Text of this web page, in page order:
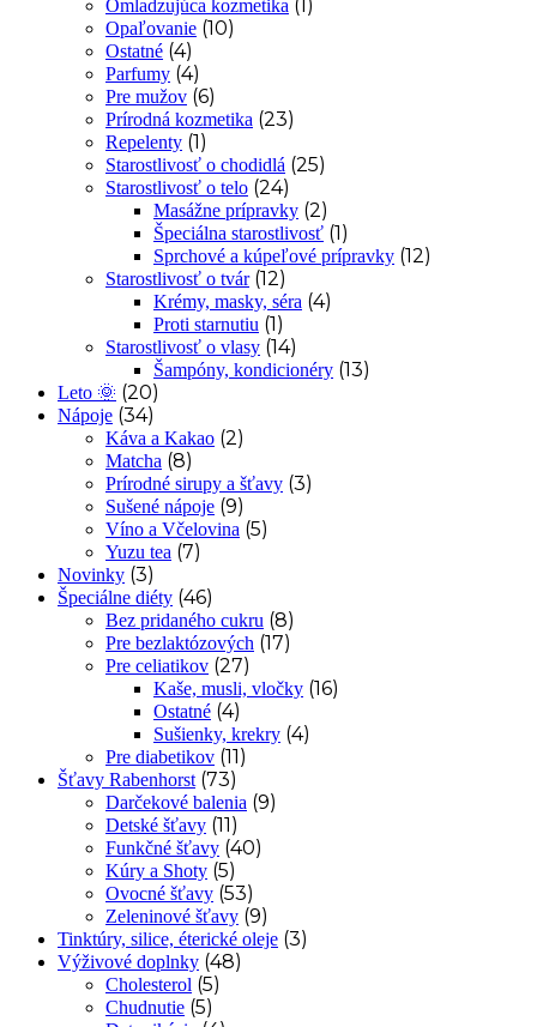
Omladzujúca kozmetika (1)
Opaľovanie (10)
Ostatné (4)
Parfumy (4)
Pre mužov (6)
Prírodná kozmetika (23)
Repelenty (1)
Starostlivosť o chodidlá (25)
Starostlivosť o telo (24)
Masážne prípravky (2)
Špeciálna starostlivosť (1)
Sprchové a kúpeľové prípravky (12)
Starostlivosť o tvár (12)
Krémy, masky, séra (4)
Proti starnutiu (1)
Starostlivosť o vlasy (14)
Šampóny, kondicionéry (13)
Leto 🌞 (20)
Nápoje (34)
Káva a Kakao (2)
Matcha (8)
Prírodné sirupy a šťavy (3)
Sušené nápoje (9)
Víno a Včelovina (5)
Yuzu tea (7)
Novinky (3)
Špeciálne diéty (46)
Bez pridaného cukru (8)
Pre bezlaktózových (17)
Pre celiatikov (27)
Kaše, musli, vločky (16)
Ostatné (4)
Sušienky, krekry (4)
Pre diabetikov (11)
Šťavy Rabenhorst (73)
Darčekové balenia (9)
Detské šťavy (11)
Funkčné šťavy (40)
Kúry a Shoty (5)
Ovocné šťavy (53)
Zeleninové šťavy (9)
Tinktúry, silice, éterické oleje (3)
Výživové doplnky (48)
Cholesterol (5)
Chudnutie (5)